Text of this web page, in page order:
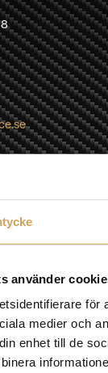
använder
för
medier och
enhet till de
prenumeration på